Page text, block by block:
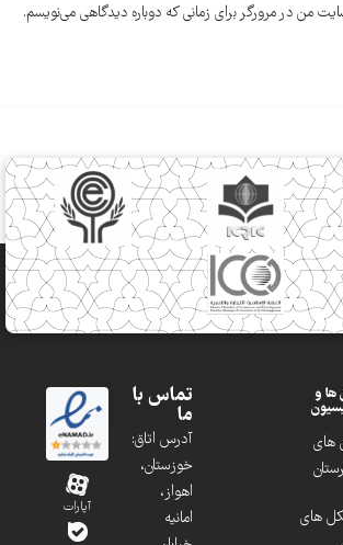
من در مرورگر برای زمانی که دوباره دیدگاهی می‌نویسم.
ها و
های
های
تماس با
ما
آدرس اتاق:
خوزستان،
اهواز،
امانیه
آپارات